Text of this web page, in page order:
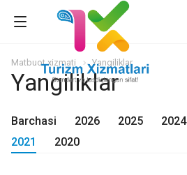
Matbuot xizmati Yangiliklar
Yangiliklar
Barchasi 2026 2025 2024
2021
2020